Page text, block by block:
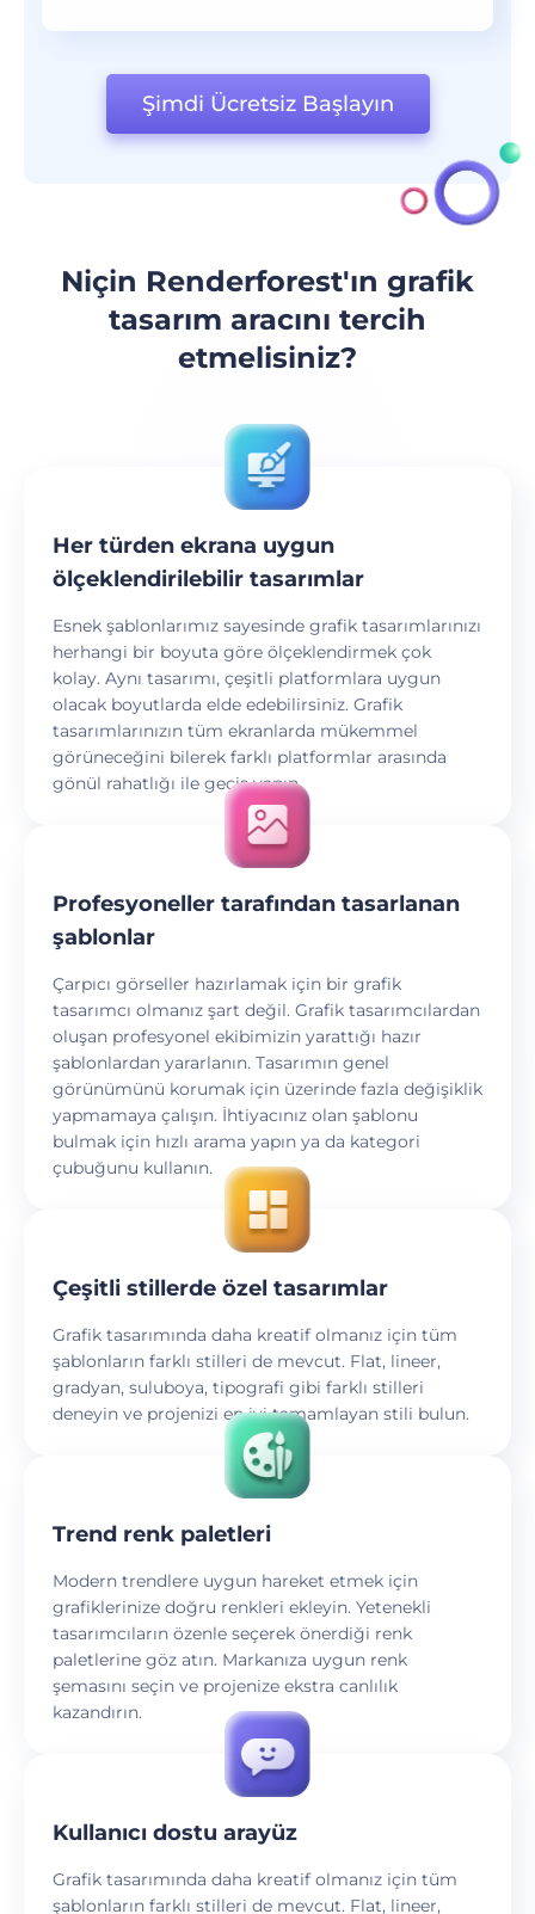
Şimdi Ücretsiz Başlayın
Niçin Renderforest'ın grafik
tasarım aracını tercih
etmelisiniz?
Her türden ekrana uygun
ölçeklendirilebilir tasarımlar
Esnek şablonlarımız sayesinde grafik tasarımlarınızı
herhangi bir boyuta göre ölçeklendirmek çok
kolay. Aynı tasarımı, çeşitli platformlara uygun
olacak boyutlarda elde edebilirsiniz. Grafik
tasarımlarınızın tüm ekranlarda mükemmel
görüneceğini bilerek farklı platformlar arasında
gönül rahatlığı ile geçiş yapın.
Profesyoneller tarafından tasarlanan
şablonlar
Çarpıcı görseller hazırlamak için bir grafik
tasarımcı olmanız şart değil. Grafik tasarımcılardan
oluşan profesyonel ekibimizin yarattığı hazır
şablonlardan yararlanın. Tasarımın genel
görünümünü korumak için üzerinde fazla değişiklik
yapmamaya çalışın. İhtiyacınız olan şablonu
bulmak için hızlı arama yapın ya da kategori
çubuğunu kullanın.
Çeşitli stillerde özel tasarımlar
Grafik tasarımında daha kreatif olmanız için tüm
şablonların farklı stilleri de mevcut. Flat, lineer,
gradyan, suluboya, tipografi gibi farklı stilleri
deneyin ve projenizi en iyi tamamlayan stili bulun.
Trend renk paletleri
Modern trendlere uygun hareket etmek için
grafiklerinize doğru renkleri ekleyin. Yetenekli
tasarımcıların özenle seçerek önerdiği renk
paletlerine göz atın. Markanıza uygun renk
şemasını seçin ve projenize ekstra canlılık
kazandırın.
Kullanıcı dostu arayüz
Grafik tasarımında daha kreatif olmanız için tüm
şablonların farklı stilleri de mevcut. Flat, lineer,